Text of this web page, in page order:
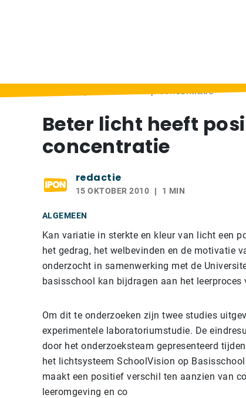
Beter licht heeft positief effect op concentratie
Beter licht heeft
concentratie
redactie
15 OKTOBER 2010 1 MIN
ALGEMEEN
Kan variatie in sterkte en kleur van licht een
het gedrag, het welbevinden en de motivatie
onderzocht in samenwerking met de
basisschool kan bijdragen aan het leerproces
Om dit te onderzoeken zijn twee studies
experimentele laboratoriumstudie. De
door het onderzoeksteam gepresenteerd
het lichtsysteem SchoolVision op
maakt een positief verschil ten aanzien van
leeromgeving en co